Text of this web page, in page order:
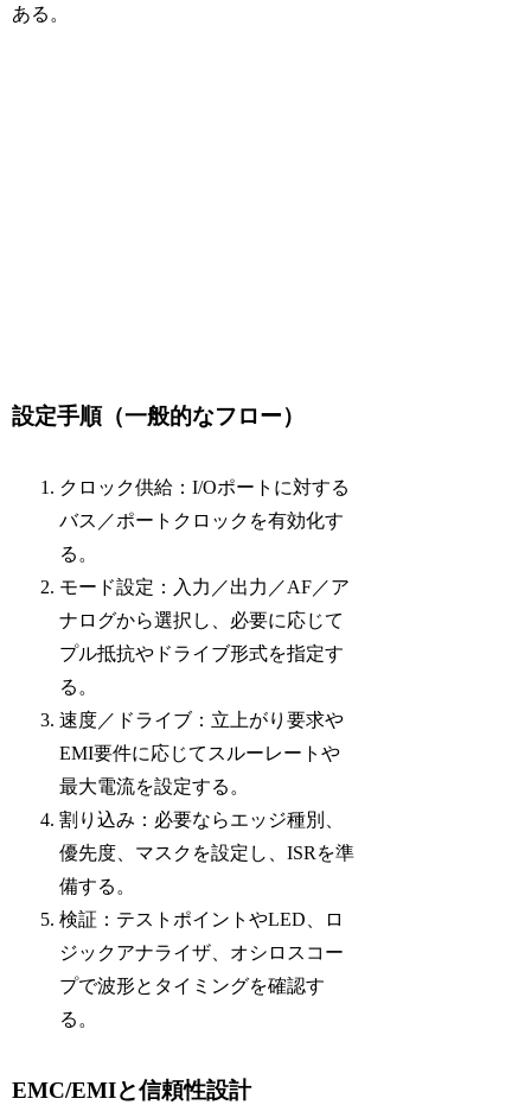
ある。
設定手順（一般的なフロー）
クロック供給：I/Oポートに対する
バス／ポートクロックを有効化す
る。
モード設定：入力／出力／AF／ア
ナログから選択し、必要に応じて
プル抵抗やドライブ形式を指定す
る。
速度／ドライブ：立上がり要求や
EMI要件に応じてスルーレートや
最大電流を設定する。
割り込み：必要ならエッジ種別、
優先度、マスクを設定し、ISRを準
備する。
検証：テストポイントやLED、ロ
ジックアナライザ、オシロスコー
プで波形とタイミングを確認す
る。
EMC/EMIと信頼性設計